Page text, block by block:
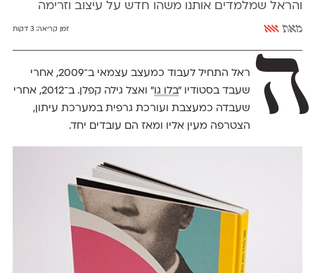
והראל שמלמדים אותנו משהו חדש על עיצוב וזרימה
מאת אאא זמן קריאה:3 דקות
ה
ראל התחיל לעבוד כמעצב עצמאי ב־2009, אחרי
שעבד בסטודיו ״בלו גו
״ ואצל גילה קפלן. ב־2012, אחרי
שעבדה כמעצבת ועורכת גרפית במערכת עיתון,
הצטרפה מעין אליו ומאז הם עובדים יחד.